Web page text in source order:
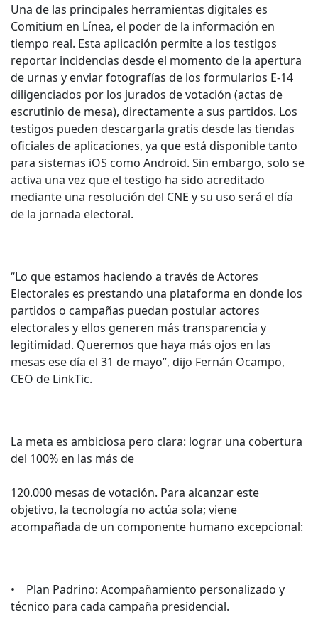
Una de las principales herramientas digitales es
Comitium en Línea, el poder de la información en
tiempo real. Esta aplicación permite a los testigos
reportar incidencias desde el momento de la apertura
de urnas y enviar fotografías de los formularios E-14
diligenciados por los jurados de votación (actas de
escrutinio de mesa), directamente a sus partidos. Los
testigos pueden descargarla gratis desde las tiendas
oficiales de aplicaciones, ya que está disponible tanto
para sistemas iOS como Android. Sin embargo, solo se
activa una vez que el testigo ha sido acreditado
mediante una resolución del CNE y su uso será el día
de la jornada electoral.
“Lo que estamos haciendo a través de Actores
Electorales es prestando una plataforma en donde los
partidos o campañas puedan postular actores
electorales y ellos generen más transparencia y
legitimidad. Queremos que haya más ojos en las
mesas ese día el 31 de mayo”, dijo Fernán Ocampo,
CEO de LinkTic.
La meta es ambiciosa pero clara: lograr una cobertura
del 100% en las más de
120.000 mesas de votación. Para alcanzar este
objetivo, la tecnología no actúa sola; viene
acompañada de un componente humano excepcional:
• Plan Padrino: Acompañamiento personalizado y
técnico para cada campaña presidencial.